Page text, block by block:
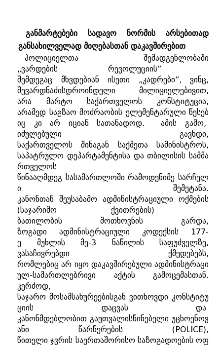
განმარტებები სადავო ნორმის არსებითად
განსახილველად მიღებასთან დაკავშირებით
პოლიციელთა
შემადგენლობაში
„ვარდების რევოლუციის”
შემდეგაც
მხვდებიან ისეთი „კადრები”, ვინც,
შევარდნაძისდროინდელი
მილიციელებივით,
არა
მარტო საქართველოს კონსტიტუცია,
არამედ საგზაო მოძრაობის ელემენტარული წესებ
იც
კი არ იციან სათანადოდ.ამის გამო,
იძულებული
გავხდი,
საქართველოს
შინაგან საქმეთა სამინისტროს,
საპატრულო დეპარტამენტისა და თბილისის სამმა
რთველოს
წინააღმდეგ სასამართლოში რამოდენიმე სარჩელ
ი
შემეტანა.
კანონთან შეუსაბამო ადმინისტრაციული
ოქმების
(საჯარიმო ქვითრების)
ბათილობის
მოთხოვნის გარდა,
ზოგადი
ადმინისტრაციული კოდექსის 177-
ე
მუხლის მე-3 ნაწილის საფუძველზე,
ვასაჩივრებდი
ქმედებებს,
რომლებიც არ იყო დაკავშირებული ადმინისტრაცი
ულ-სამართლებრივი აქტის გამოცემასთან.
კერძოდ,
საჯარო მოსამსახურეებისგან ვითხოვდი კონსტიტუ
ციის
დაცვას
და
კანონმდებლობით გაუთვალისწინებელი უცხოენოვ
ანი
წარწერების (POLICE),
წითელი ჯვრის საერთაშორისო საზოგადოების ოფ